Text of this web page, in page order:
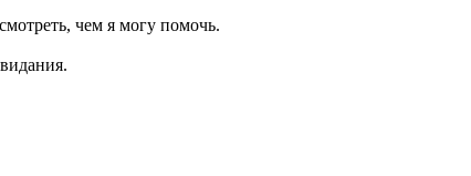
чем я могу помочь.